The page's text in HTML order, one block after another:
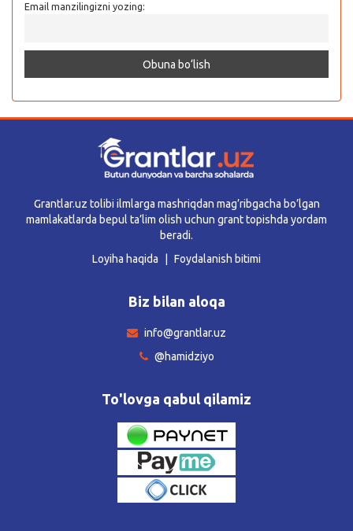
Email manzilingizni yozing:
Grantlar.uz tolibi ilmlarga mashriqdan mag’ribgacha bo’lgan
mamlakatlarda bepul ta’lim olish uchun grant topishda yordam
beradi.
Loyiha haqida
Foydalanish bitimi
Biz bilan aloqa
info@grantlar.uz
@hamidziyo
To'lovga qabul qilamiz